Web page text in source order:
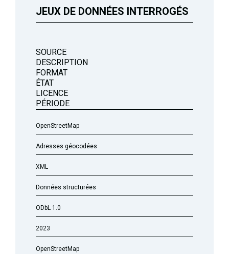
JEUX DE DONNÉES INTERROGÉS
SOURCE
DESCRIPTION
FORMAT
ÉTAT
LICENCE
PÉRIODE
OpenStreetMap
Adresses géocodées
XML
Données structurées
ODbL 1.0
2023
OpenStreetMap